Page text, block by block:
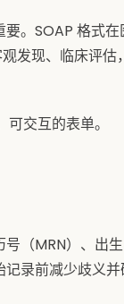
。SOAP 格式在
发现、临床评估
交互的表单。
（MRN）、出
录前减少歧义